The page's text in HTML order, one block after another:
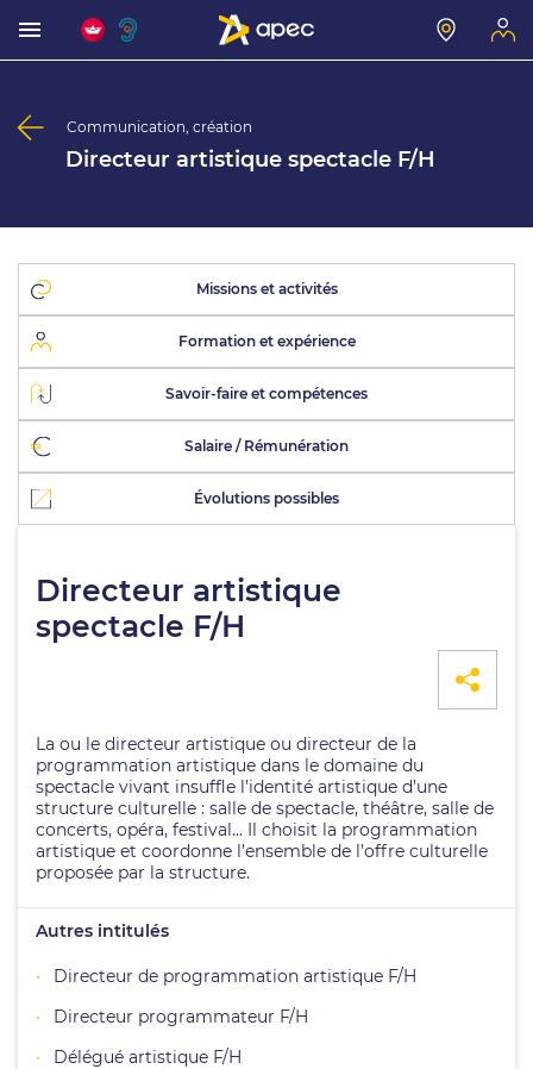
Communication, création
Directeur artistique spectacle F/H
Missions et activités
Formation et expérience
Savoir-faire et compétences
Salaire / Rémunération
Évolutions possibles
Directeur artistique
spectacle F/H
La ou le directeur artistique ou directeur de la
programmation artistique dans le domaine du
spectacle vivant insuffle l’identité artistique d’une
structure culturelle : salle de spectacle, théâtre, salle de
concerts, opéra, festival... Il choisit la programmation
artistique et coordonne l’ensemble de l’offre culturelle
proposée par la structure.
Autres intitulés
Directeur de programmation artistique F/H
Directeur programmateur F/H
Délégué artistique F/H